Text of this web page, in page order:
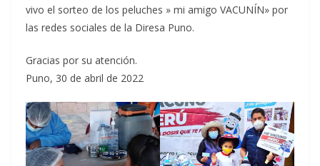
vivo el sorteo de los peluches » mi amigo VACUNÍN» por
las redes sociales de la Diresa Puno.
Gracias por su atención.
Puno, 30 de abril de 2022